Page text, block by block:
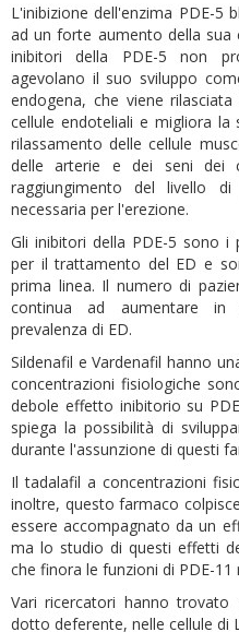
L'inibizione dell'enzima PDE-5
ad un forte aumento della sua
inibitori della PDE-5 non
agevolano il suo sviluppo
endogena, che viene
cellule endoteliali e migliora la
rilassamento delle cellule
delle arterie e dei seni dei
raggiungimento del livello di
necessaria per l'erezione.
Gli inibitori della PDE-5 sono
per il trattamento del ED e
prima linea. Il numero di
continua ad aumentare in
prevalenza di ED.
Sildenafil e Vardenafil hanno
concentrazioni fisiologiche
debole effetto inibitorio su
spiega la possibilità di
durante l'assunzione di questi
Il tadalafil a concentrazioni
inoltre, questo farmaco
essere accompagnato da un
ma lo studio di questi effetti
che finora le funzioni di PDE-
Vari ricercatori hanno trovato
dotto deferente, nelle cellule di